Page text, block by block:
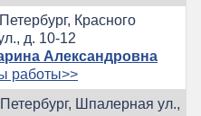
Красного
д. 10-12
Александровна
работы>>
Шпалерная ул.,